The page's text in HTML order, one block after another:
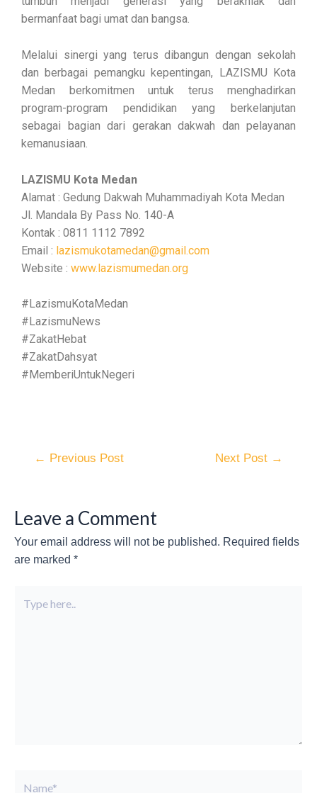
bermanfaat bagi umat dan bangsa.
Melalui sinergi yang terus dibangun dengan sekolah
dan berbagai pemangku kepentingan, LAZISMU Kota
Medan berkomitmen untuk terus menghadirkan
program-program pendidikan yang berkelanjutan
sebagai bagian dari gerakan dakwah dan pelayanan
kemanusiaan.
LAZISMU Kota Medan
Alamat : Gedung Dakwah Muhammadiyah Kota Medan
Jl. Mandala By Pass No. 140-A
Kontak : 0811 1112 7892
Email : lazismukotamedan@gmail.com
Website : www.lazismumedan.org
#LazismuKotaMedan
#LazismuNews
#ZakatHebat
#ZakatDahsyat
#MemberiUntukNegeri
← Previous Post Next Post →
Leave a Comment
Your email address will not be published. Required fields
are marked *
here..